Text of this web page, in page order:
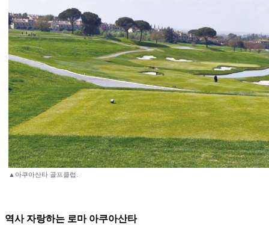
▲아쿠아산타 골프클럽.
역사 자랑하는 로마 아쿠아산타